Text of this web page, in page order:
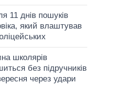
11 днів пошуків
який влаштував
школярів
без підручників
через удари